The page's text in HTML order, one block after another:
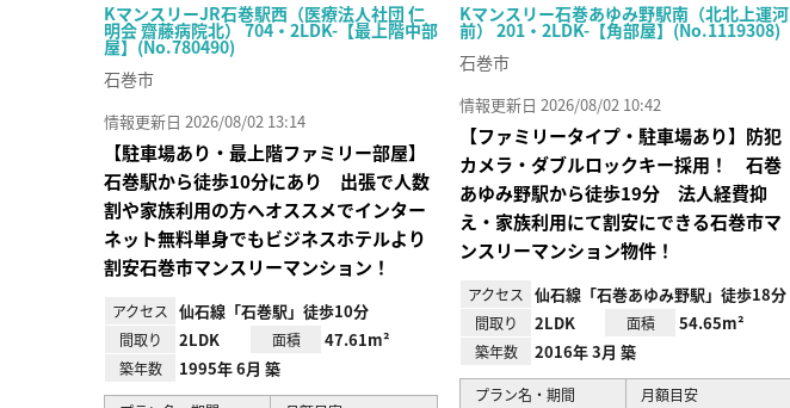
KマンスリーJR石巻駅西（医療法人社団 仁
明会 齋藤病院北） 704・2LDK-【最上階中部
屋】(No.780490)
石巻市
情報更新日 2026/08/02 13:14
【駐車場あり・最上階ファミリー部屋】
石巻駅から徒歩10分にあり 出張で人数
割や家族利用の方へオススメでインター
ネット無料単身でもビジネスホテルより
割安石巻市マンスリーマンション！
アクセス 仙石線「石巻駅」徒歩10分
間取り 2LDK 面積 47.61m²
築年数 1995年 6月 築
Kマンスリー石巻あゆみ野駅南（北北上運河
前） 201・2LDK-【角部屋】(No.1119308)
石巻市
情報更新日 2026/08/02 10:42
【ファミリータイプ・駐車場あり】防犯
カメラ・ダブルロックキー採用！ 石巻
あゆみ野駅から徒歩19分 法人経費抑
え・家族利用にて割安にできる石巻市マ
ンスリーマンション物件！
アクセス 仙石線「石巻あゆみ野駅」徒歩18分
間取り 2LDK 面積 54.65m²
築年数 2016年 3月 築
プラン名・期間
月額目安